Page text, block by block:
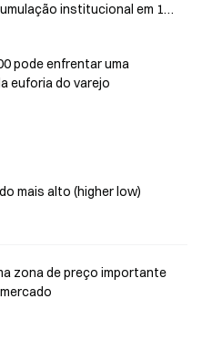
institucional em 11
pode enfrentar uma
euforia do varejo
mais alto (higher low)
zona de preço importante